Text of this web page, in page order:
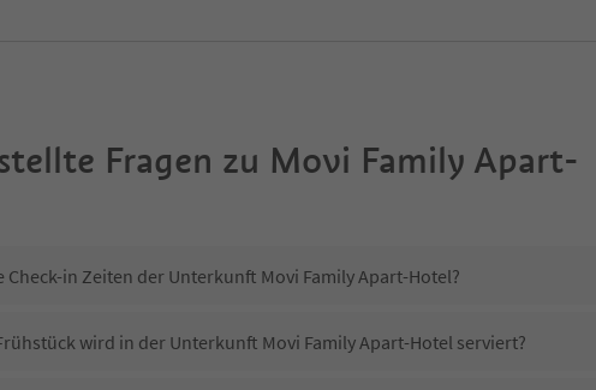
Fragen zu Movi Family Apart-
Check-in Zeiten der Unterkunft Movi Family Apart-Hotel?
wird in der Unterkunft Movi Family Apart-Hotel serviert?